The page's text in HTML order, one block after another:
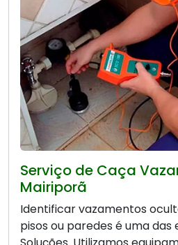
Serviço de Caça
Mairiporã
Identificar vazamentos
pisos ou paredes é uma das